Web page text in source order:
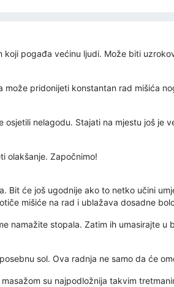
pogađa većinu ljudi. Može biti
pridonijeti konstantan rad mišića
nelagodu. Stajati na mjestu još je
olakšanje. Započnimo!
Bit će još ugodnije ako to netko učini
mišiće na rad i ublažava dosadne
namažite stopala. Zatim ih umasirajte
sol. Ova radnja ne samo da će
su najpodložnija takvim